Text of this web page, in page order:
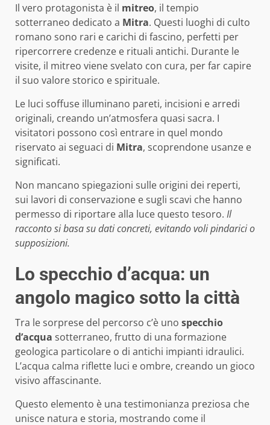
Il vero protagonista è il mitreo, il tempio
sotterraneo dedicato a Mitra. Questi luoghi di culto
romano sono rari e carichi di fascino, perfetti per
ripercorrere credenze e rituali antichi. Durante le
visite, il mitreo viene svelato con cura, per far capire
il suo valore storico e spirituale.
Le luci soffuse illuminano pareti, incisioni e arredi
originali, creando un’atmosfera quasi sacra. I
visitatori possono così entrare in quel mondo
riservato ai seguaci di Mitra, scoprendone usanze e
significati.
Non mancano spiegazioni sulle origini dei reperti,
sui lavori di conservazione e sugli scavi che hanno
permesso di riportare alla luce questo tesoro. Il
racconto si basa su dati concreti, evitando voli pindarici o
supposizioni.
Lo specchio d’acqua: un
angolo magico sotto la città
Tra le sorprese del percorso c’è uno specchio
d’acqua sotterraneo, frutto di una formazione
geologica particolare o di antichi impianti idraulici.
L’acqua calma riflette luci e ombre, creando un gioco
visivo affascinante.
Questo elemento è una testimonianza preziosa che
unisce natura e storia, mostrando come il